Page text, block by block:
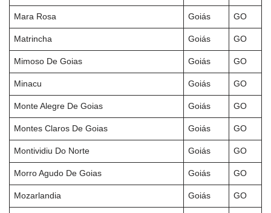
Mara Rosa Goiás GO
Matrincha Goiás GO
Mimoso De Goias Goiás GO
Minacu Goiás GO
Monte Alegre De Goias Goiás GO
Montes Claros De Goias Goiás GO
Montividiu Do Norte Goiás GO
Morro Agudo De Goias Goiás GO
Mozarlandia Goiás GO